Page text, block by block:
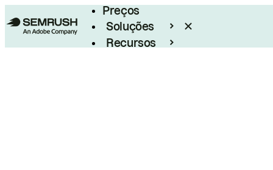
Preços
Soluções
Recursos